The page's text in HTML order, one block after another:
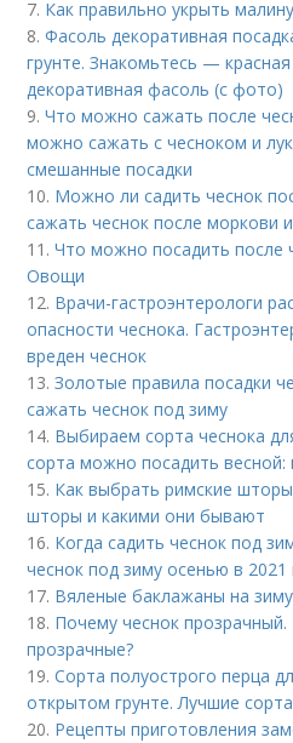
7. Как правильно укрыть
8.Фасоль декоративная
грунте. Знакомьтесь —
декоративная фасоль (с фото)
9.Что можно сажать после
можно сажать с чесноком и
смешанные посадки
10. Можно ли садить чеснок
сажать чеснок после моркови
11.Что можно посадить после
Овощи
12. Врачи-гастроэнтерологи
опасности чеснока.
вреден чеснок
13.Золотые правила посадки
сажать чеснок под зиму
14. Выбираем сорта чеснока
сорта можно посадить весной:
15. Как выбрать римские
шторы и какими они бывают
16. Когда садить чеснок под
чеснок под зиму осенью в 2021
17. Вяленые баклажаны на
18. Почему чеснок
прозрачные?
19.Сорта полуострого перца
открытом грунте. Лучшие
20. Рецепты приготовления